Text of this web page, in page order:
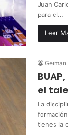
Juan
para el…
Leer
German
el
La
tienes la